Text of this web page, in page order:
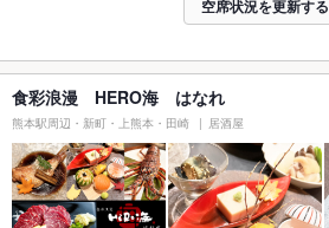
空席状況を更新する
食彩浪漫 HERO海 はなれ
熊本駅周辺・新町・上熊本・田崎 居酒屋